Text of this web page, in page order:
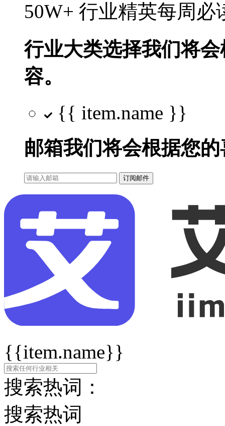
50W+ 行业精英每周
行业大类选择我们将
容。
{{ item.name }}
邮箱我们将会根据您
订阅邮件
{{item.name}}
搜索热词：
搜索热词